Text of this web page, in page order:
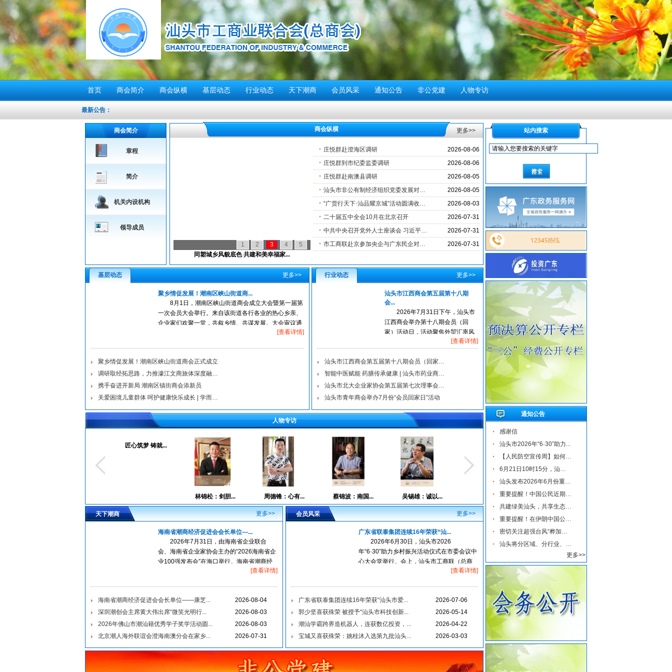
首页 商会简介 商会纵横 基层动态 行业动态 天下潮商 会员风采 通知公告 非公党建 人物专访
最新公告：
商会简介
章程
简介
机关内设机构
领导成员
商会纵横 更多>>
向海图强，汕头临港经济区在京发...
1 2 3 4 5
庄悦群赴澄海区调研
2026-08-06
庄悦群到市纪委监委调研
2026-08-06
庄悦群赴南澳县调研
2026-08-05
汕头市非公有制经济组织党委发展对象培训班圆满...
2026-08-05
“广货行天下·汕品耀京城”活动圆满收官：一场...
2026-08-03
二十届五中全会10月在北京召开
2026-07-31
中共中央召开党外人士座谈会 习近平主持并发表重...
2026-07-31
市工商联赴京参加央企与广东民企对接活动 ...
2026-07-31
基层动态 更多>>
聚乡情促发展！潮南区峡山街道商...
8月1日，潮南区峡山街道商会成立大会暨第一届第
一次会员大会举行。来自该街道各行各业的热心乡亲、
企业家们欢聚一堂，共叙乡情、共谋发展。大会审议通
[查看详情]
聚乡情促发展！潮南区峡山街道商会正式成立
调研取经拓思路，力推濠江文商旅体深度融合发展
携手奋进开新局 潮南区镇街商会添新员
关爱困境儿童群体 呵护健康快乐成长 | 学而新教...
行业动态 更多>>
汕头市江西商会第五届第十八期
会...
2026年7月31日下午，汕头市
江西商会举办第十八期会员（回
家）活动日，活动聚焦外贸汇率风
控与商会专属金融产品“赣商贷”两
业经理...
[查看详情]
汕头市江西商会第五届第十八期会员（回家）活动...
智能中医赋能 药膳传承健康 | 汕头市药业商会联...
汕头市北大企业家协会第五届第七次理事会暨轮值...
汕头市青年商会举办7月份“会员回家日”活动
人物专访
匠心筑梦 铸就...
林锦松：剑胆... 周德锋：心有... 蔡锦波：南国... 吴锡雄：诚以... 黄晓雯：传媒...
天下潮商 更多>>
海南省潮商经济促进会会长单位—...
2026年7月31日，由海南省企业联合
会、海南省企业家协会主办的“2026海南省企
业100强发布会”在海口举行。海南省潮商经
济促进会会长单位——康芝药业凭借在医药
[查看详情]
海南省潮商经济促进会会长单位——康芝...
2026-08-04
深圳潮创会主席黄大伟出席“微笑光明行...
2026-08-03
2026年佛山市潮汕籍优秀学子奖学活动圆...
2026-08-03
北京潮人海外联谊会澄海南澳分会在家乡...
2026-07-31
会员风采 更多>>
广东省联泰集团连续16年荣获“汕...
2026年6月30日，汕头市2026
年“6·30”助力乡村振兴活动仪式在市委会议中
心大会堂举行。会上，汕头市工商联（总商
会）副会长企业联泰集团凭借在慈善公益事
[查看详情]
广东省联泰集团连续16年荣获“汕头市爱...
2026-07-06
郭少坚喜获殊荣 被授予“汕头市科技创新...
2026-05-14
潮汕学霸跨界造机器人，连获数亿投资，...
2026-04-22
宝城又喜获殊荣：姚桂沐入选第九批汕头...
2026-03-03
站内搜索
通知公告
感谢信
汕头市2026年“6·30”助力...
【人民防空宣传周】如何辨...
6月21日10时15分，汕头将实...
汕头发布2026年6月份重点行...
重要提醒！中国公民近期避...
共建绿美汕头，共享生态家...
重要提醒！在伊朗中国公民...
密切关注超强台风“桦加沙...
汕头将分区域、分行业、分...
更多>>